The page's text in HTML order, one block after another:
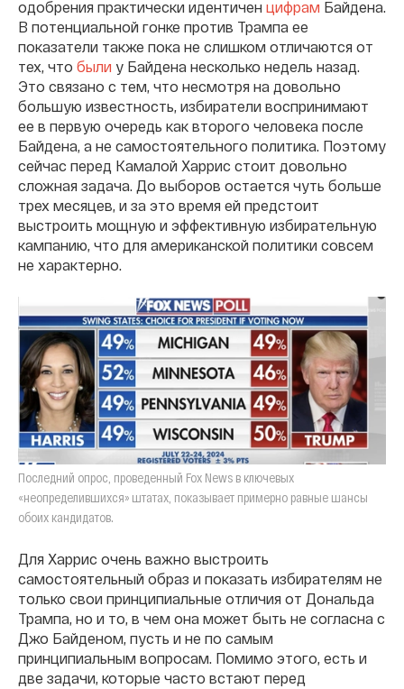
одобрения практически идентичен цифрам Байдена.
В потенциальной гонке против Трампа ее
показатели также пока не слишком отличаются от
тех, что были у Байдена несколько недель назад.
Это связано с тем, что несмотря на довольно
большую известность, избиратели воспринимают
ее в первую очередь как второго человека после
Байдена, а не самостоятельного политика. Поэтому
сейчас перед Камалой Харрис стоит довольно
сложная задача. До выборов остается чуть больше
трех месяцев, и за это время ей предстоит
выстроить мощную и эффективную избирательную
кампанию, что для американской политики совсем
не характерно.
Последний опрос, проведенный Fox News в ключевых
«неопределившихся» штатах, показывает примерно равные шансы
обоих кандидатов.
Для Харрис очень важно выстроить
самостоятельный образ и показать избирателям не
только свои принципиальные отличия от Дональда
Трампа, но и то, в чем она может быть не согласна с
Джо Байденом, пусть и не по самым
принципиальным вопросам. Помимо этого, есть и
две задачи, которые часто встают перед